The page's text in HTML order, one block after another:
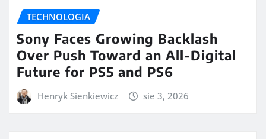
TECHNOLOGIA
Sony Faces Growing Backlash
Over Push Toward an All-Digital
Future for PS5 and PS6
Henryk Sienkiewicz sie 3, 2026